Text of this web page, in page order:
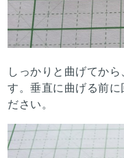
しっかりと曲げてか
す。垂直に曲げる前に
ださい。